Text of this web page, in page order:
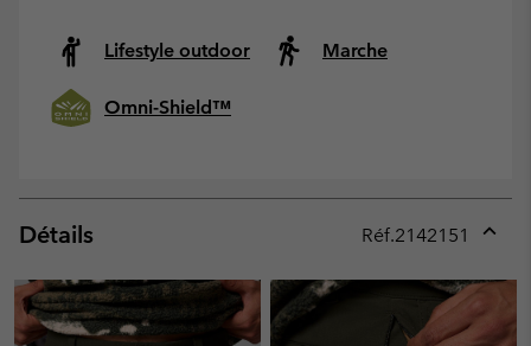
Lifestyle outdoor Marche
Omni-Shield™
Détails Réf.2142151
or